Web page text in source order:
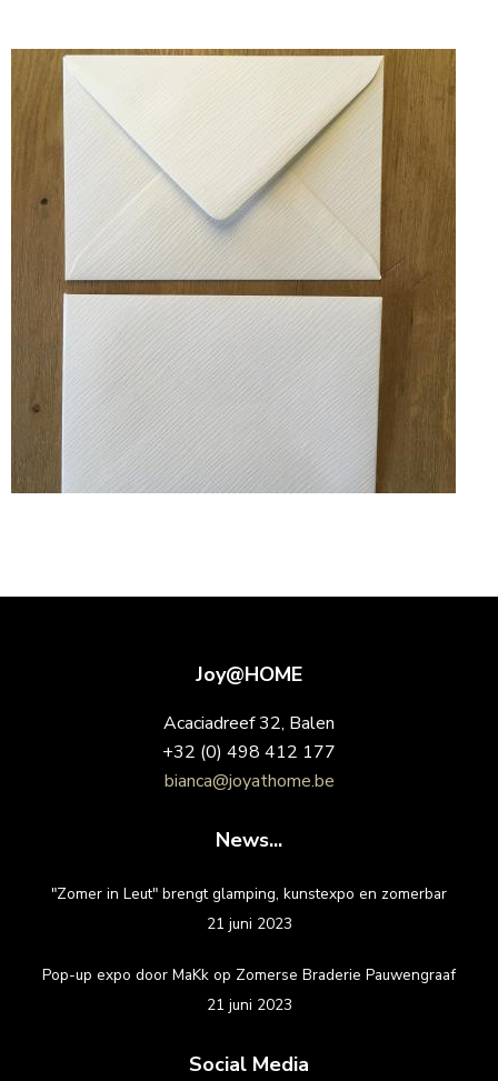
Joy@HOME
Acaciadreef 32, Balen
+32 (0) 498 412 177
bianca@joyathome.be
News...
"Zomer in Leut" brengt glamping, kunstexpo en zomerbar
21 juni 2023
Pop-up expo door MaKk op Zomerse Braderie Pauwengraaf
21 juni 2023
Social Media